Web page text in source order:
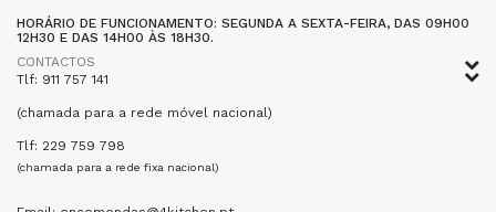
HORÁRIO DE FUNCIONAMENTO: SEGUNDA A SEXTA-FEIRA, DAS 09H00
12H30 E DAS 14H00 ÀS 18H30.
CONTACTOS
Tlf: 911 757 141
(chamada para a rede móvel nacional)
Tlf: 229 759 798
(chamada para a rede fixa nacional)